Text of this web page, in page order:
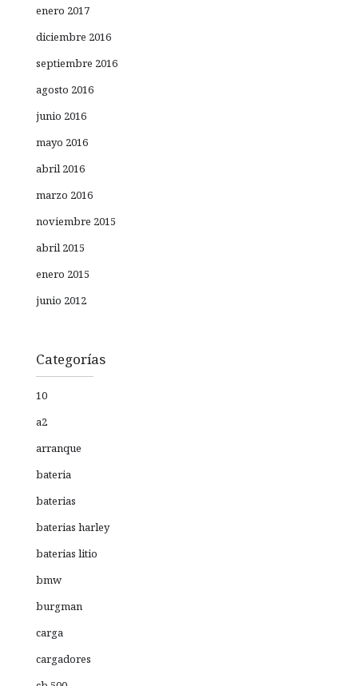
enero 2017
diciembre 2016
septiembre 2016
agosto 2016
junio 2016
mayo 2016
abril 2016
marzo 2016
noviembre 2015
abril 2015
enero 2015
junio 2012
Categorías
10
a2
arranque
bateria
baterias
baterias harley
baterias litio
bmw
burgman
carga
cargadores